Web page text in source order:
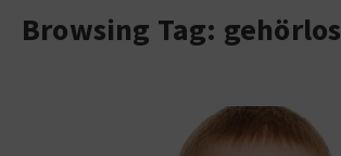
Browsing Tag: gehörlos